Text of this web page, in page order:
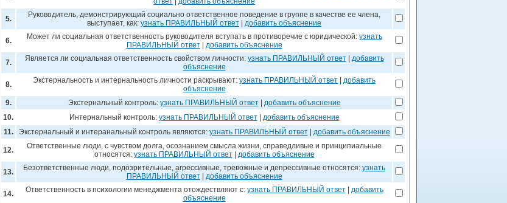
5.
Руководитель, демонстрирующий социально ответственное поведение в группе в качестве ее члена,
выступает, как: узнать ПРАВИЛЬНЫЙ ответ добавить объяснение
6. Может ли социальная ответственность руководителя вступать в противоречие с юридической: узнать
ПРАВИЛЬНЫЙ ответ| добавить объяснение
7. Является ли социальная ответственность свойством личности: узнать ПРАВИЛЬНЫЙ ответ| добавить
объяснение
8. Экстернальность и интернальность личности раскрывают: узнать ПРАВИЛЬНЫЙ ответ
добавить
объяснение
9.
Экстернальный контроль: узнать ПРАВИЛЬНЫЙ ответ| добавить объяснение
10.
Интернальный контроль: узнать ПРАВИЛЬНЫЙ ответ| добавить объяснение
11.
Экстернальный и интеранальный контроль являются: узнать ПРАВИЛЬНЫЙ ответ| добавить объяснение
12.
Ответственные люди, с чувством долга, осознанием смысла жизни, справедливые и принципиальные
относятся: узнать ПРАВИЛЬНЫЙ ответ| добавить объяснение
13. Безответственные люди, подозрительные, агрессивные, тревожные и депрессивные относятся: узнать
ПРАВИЛЬНЫЙ ответ| добавить объяснение
14. Ответственность в психологии менеджмента отождествляют с: узнать ПРАВИЛЬНЫЙ ответ| добавить
объяснение